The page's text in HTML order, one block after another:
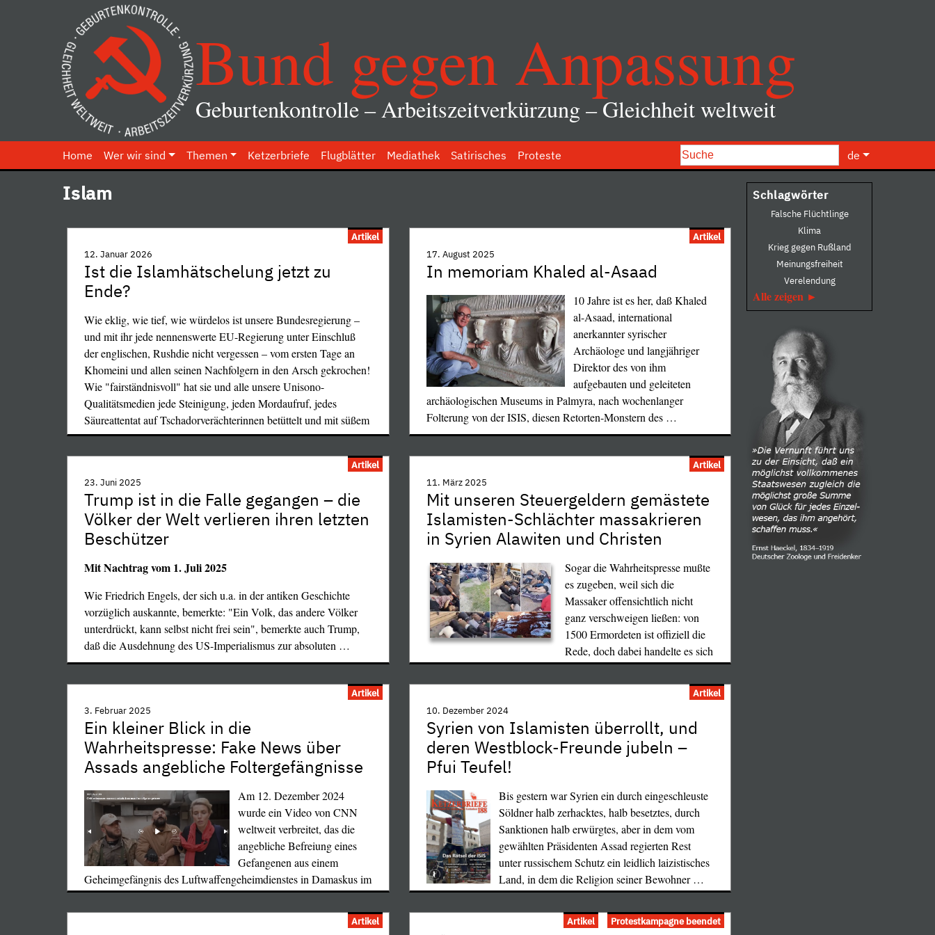
Bund gegen Anpassung
Geburtenkontrolle – Arbeitszeitverkürzung – Gleichheit weltweit
Home Wer wir sind Themen Ketzerbriefe Flugblätter Mediathek Satirisches Proteste de
Islam
Artikel
12. Januar 2026
Ist die Islamhätschelung jetzt zu
Ende?
Wie eklig, wie tief, wie würdelos ist unsere Bundesregierung –
und mit ihr jede nennenswerte EU-Regierung unter Einschluß
der englischen, Rushdie nicht vergessen – vom ersten Tage an
Khomeini und allen seinen Nachfolgern in den Arsch gekrochen!
Wie "fairständnisvoll" hat sie und alle unsere Unisono-
Qualitätsmedien jede Steinigung, jeden Mordaufruf, jedes
Säureattentat auf Tschadorverächterinnen betüttelt und mit süßem
…
Schleim verzuckert, ist doch ganz bestimmt wieder mal
Kulltuuuhr!
Und welches Gezeter brach über jeden herein, der die
Rammbock gegen Ostblock und sexuelle Selbstbestimmung ohne
Wenn und Aber war ab Khomeini der Islam goldrichtig, und
seine Hätschelung, auch diejenige durch ihn entfesselter
Vergewaltiger und Mörder (z.B. Hussein Khavaris, der ohne uns
wohl ganz unentdeckt und straflos geblieben wäre), kannte keine
Grenzen. Inzwischen hat der Mohr offenbar seine Schuldigkeit
Artikel
17. August 2025
In memoriam Khaled al-Asaad
10 Jahre ist es her, daß Khaled
al-Asaad, international
anerkannter syrischer
Archäologe und langjähriger
Direktor des von ihm
aufgebauten und geleiteten
archäologischen Museums in Palmyra, nach wochenlanger
Folterung von der ISIS, diesen Retorten-Monstern des…
Westblocks, vorab der CIA, am 18. August 2015 bestialisch
hingerichtet wurde. Während er im archäologischen Museum von
Palermo "Museo Archeologico Regionale Antonino Salinas" in
einem eigenen Raum oder auch in Neapel, Pisa und Mailand
Museen mit keinem Sterbenswörtchen. (Oder ist jemandem das
Gegenteil bekannt?)
Artikel
23. Juni 2025
Trump ist in die Falle gegangen – die
Völker der Welt verlieren ihren letzten
Beschützer
Mit Nachtrag vom 1. Juli 2025
Wie Friedrich Engels, der sich u.a. in der antiken Geschichte
vorzüglich auskannte, bemerkte: "Ein Volk, das andere Völker
unterdrückt, kann selbst nicht frei sein", bemerkte auch Trump,
daß die Ausdehnung des US-Imperialismus zur absoluten …
Artikel
11. März 2025
Mit unseren Steuergeldern gemästete
Islamisten-Schlächter massakrieren
in Syrien Alawiten und Christen
Sogar die Wahrheitspresse mußte
es zugeben, weil sich die
Massaker offensichtlich nicht
ganz verschweigen ließen: von
1500 Ermordeten ist offiziell die
Rede, doch dabei handelte es sich
…
Artikel
3. Februar 2025
Ein kleiner Blick in die
Wahrheitspresse: Fake News über
Assads angebliche Foltergefängnisse
Am 12. Dezember 2024
wurde ein Video von CNN
weltweit verbreitet, das die
angebliche Befreiung eines
Gefangenen aus einem
Geheimgefängnis des Luftwaffengeheimdienstes in Damaskus im
…
Artikel
10. Dezember 2024
Syrien von Islamisten überrollt, und
deren Westblock-Freunde jubeln –
Pfui Teufel!
Bis gestern war Syrien ein durch eingeschleuste
Söldner halb zerhacktes, halb besetztes, durch
Sanktionen halb erwürgtes, aber in dem vom
gewählten Präsidenten Assad regierten Rest
unter russischem Schutz ein leidlich laizistisches
Land, in dem die Religion seiner Bewohner…
Artikel Artikel Protestkampagne beendet
Schlagwörter
Falsche Flüchtlinge
Klima
Krieg gegen Rußland
Meinungsfreiheit
Verelendung
Alle zeigen